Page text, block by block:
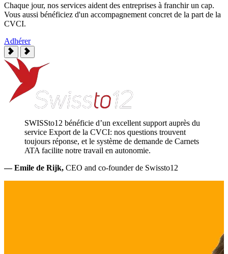
Chaque jour, nos services aident des entreprises à franchir un cap.
Vous aussi bénéficiez d'un accompagnement concret de la part de la
CVCI.
Adhérer
SWISSto12 bénéficie d’un excellent support auprès du
service Export de la CVCI: nos questions trouvent
toujours réponse, et le système de demande de Carnets
ATA facilite notre travail en autonomie.
— Emile de Rijk, CEO and co-founder de Swissto12